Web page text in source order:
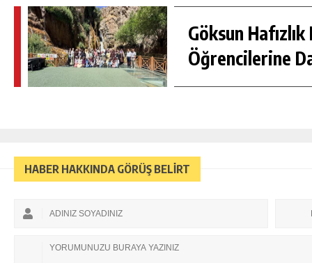
Göksun Hafızlık
Öğrencilerine
HABER HAKKINDA GÖRÜŞ BELİRT
GÜNLÜK HABER AKIŞI